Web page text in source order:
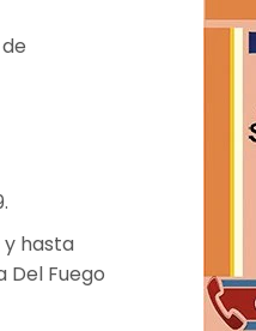
y hasta
Del Fuego